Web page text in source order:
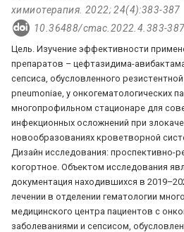
химиотерапия. 2022; 24(4):383-387
10.36488/cmac.2022.4.383-387
Цель. Изучение эффективности
препаратов – цефтазидима-
сепсиса, обусловленного
pneumoniae, у онкогематологических
многопрофильном стационаре для
инфекционных осложнений при
новообразованиях кроветворной
Дизайн исследования: проспективно-
когортное. Объектом исследования
документация находившихся в
лечении в отделении гематологии
медицинского центра пациентов с
заболеваниями и сепсисом,